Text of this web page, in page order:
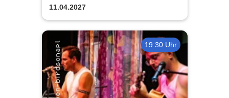
11.04.2027
19:30 Uhr